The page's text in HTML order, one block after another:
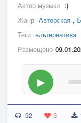
Автор музыки :)
Жанр Авторская ,
Теги альтернатива
Размещено
▶
32 3